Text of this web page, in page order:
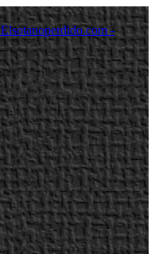
Elsotanoperdido.com -